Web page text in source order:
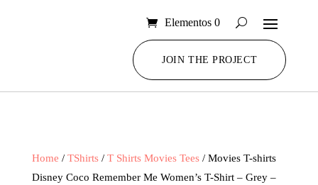
Elementos 0
JOIN THE PROJECT
Home / TShirts/ T Shirts Movies Tees/ Movies T-shirts
Disney Coco Remember Me Women’s T-Shirt – Grey –